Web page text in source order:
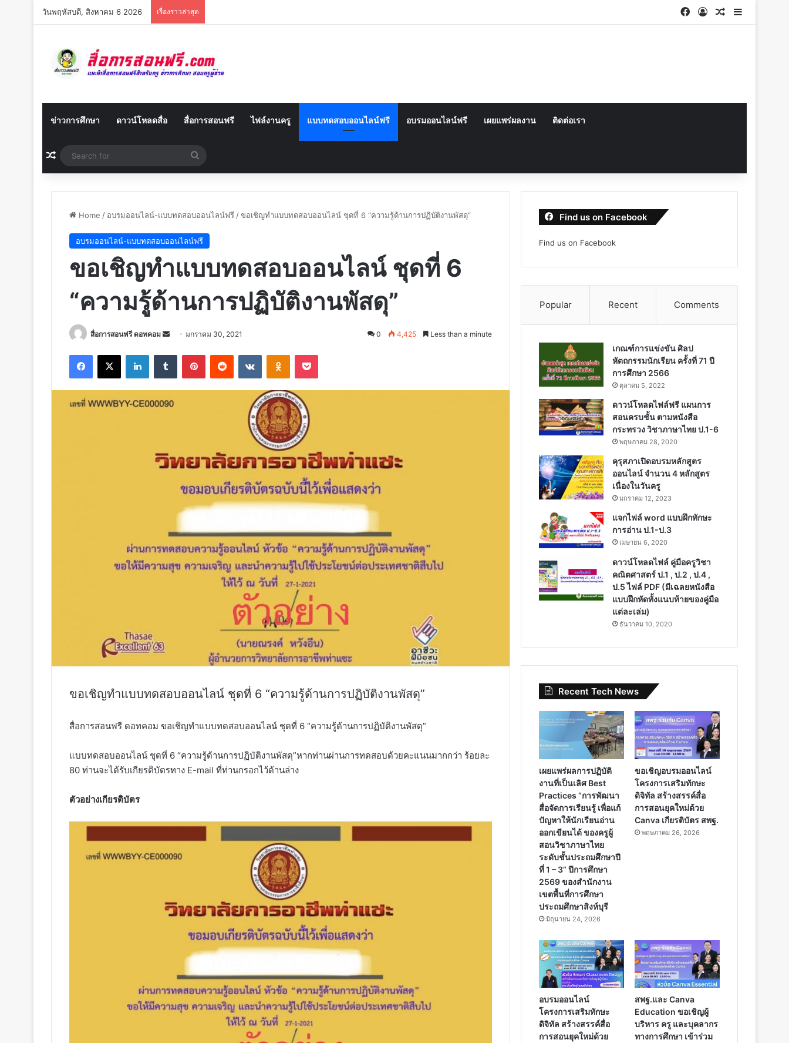
วันพฤหัสบดี, สิงหาคม 6 2026 เรื่องราวล่าสุด Facebook
Log InRandom
Sidebar
ข่าวการศึกษา ดาวน์โหลดสื่อ สื่อการสอนฟรี ไฟล์งานครู แบบทดสอบออนไลน์ฟรี อบรมออนไลน์ฟรี เผยแพร่ผลงาน ติดต่อเรา
Random Article
for
Home / อบรมออนไลน์-แบบทดสอบออนไลน์ฟรี /ขอเชิญทำแบบทดสอบออนไลน์ ชุดที่ 6 “ความรู้ด้านการปฏิบัติงานพัสดุ”
อบรมออนไลน์-แบบทดสอบออนไลน์ฟรี
ขอเชิญทำแบบทดสอบออนไลน์ ชุดที่ 6
“ความรู้ด้านการปฏิบัติงานพัสดุ”
สื่อการสอนฟรี ดอทคอม
Sendมกราคม 30, 2021 0 4,425 Less than a minute
Facebook
X LinkedInTumblr PinterestReddit VKontakteOdnoklassniki
Pocket
ขอเชิญทำแบบทดสอบออนไลน์ ชุดที่ 6 “ความรู้ด้านการปฏิบัติงานพัสดุ”
สื่อการสอนฟรี ดอทคอม ขอเชิญทำแบบทดสอบออนไลน์ ชุดที่ 6 “ความรู้ด้านการปฏิบัติงานพัสดุ”
แบบทดสอบออนไลน์ ชุดที่ 6 “ความรู้ด้านการปฏิบัติงานพัสดุ”หากท่านผ่านการทดสอบด้วยคะแนนมากกว่า ร้อยละ
80 ท่านจะได้รับเกียรติบัตรทาง E-mail ที่ท่านกรอกไว้ด้านล่าง
ตัวอย่างเกียรติบัตร
Find us on Facebook
Find us on Facebook
Popular Recent Comments
เกณฑ์การแข่งขัน ศิลป
หัตถกรรมนักเรียน ครั้งที่ 71 ปี
การศึกษา 2566
ตุลาคม 5, 2022
ดาวน์โหลดไฟล์ฟรี แผนการ
สอนครบชั้น ตามหนังสือ
กระทรวง วิชาภาษาไทย ป.1-6
พฤษภาคม 28, 2020
คุรุสภาเปิดอบรมหลักสูตร
ออนไลน์ จำนวน 4 หลักสูตร
เนื่องในวันครู
มกราคม 12, 2023
แจกไฟล์ word แบบฝึกทักษะ
การอ่าน ป.1-ป.3
เมษายน 6, 2020
ดาวน์โหลดไฟล์ คู่มือครูวิชา
คณิตศาสตร์ ป.1 , ป.2 , ป.4 ,
ป.5 ไฟล์ PDF (มีเฉลยหนังสือ
แบบฝึกหัดทั้งแนบท้ายของคู่มือ
แต่ละเล่ม)
ธันวาคม 10, 2020
Recent Tech News
เผยแพร่ผลการปฏิบัติ
งานที่เป็นเลิศ Best
Practices “การพัฒนา
สื่อจัดการเรียนรู้ เพื่อแก้
ปัญหาให้นักเรียนอ่าน
ออกเขียนได้ ของครูผู้
สอนวิชาภาษาไทย
ระดับชั้นประถมศึกษาปี
ที่ 1 – 3” ปีการศึกษา
2569 ของสำนักงาน
เขตพื้นที่การศึกษา
ประถมศึกษาสิงห์บุรี
มิถุนายน 24, 2026
ขอเชิญอบรมออนไลน์
โครงการเสริมทักษะ
ดิจิทัล สร้างสรรค์สื่อ
การสอนยุคใหม่ด้วย
Canva เกียรติบัตร สพฐ.
พฤษภาคม 26, 2026
อบรมออนไลน์
โครงการเสริมทักษะ
ดิจิทัล สร้างสรรค์สื่อ
การสอนยุคใหม่ด้วย
สพฐ.และ Canva
Education ขอเชิญผู้
บริหาร ครู และบุคลากร
ทางการศึกษา เข้าร่วม